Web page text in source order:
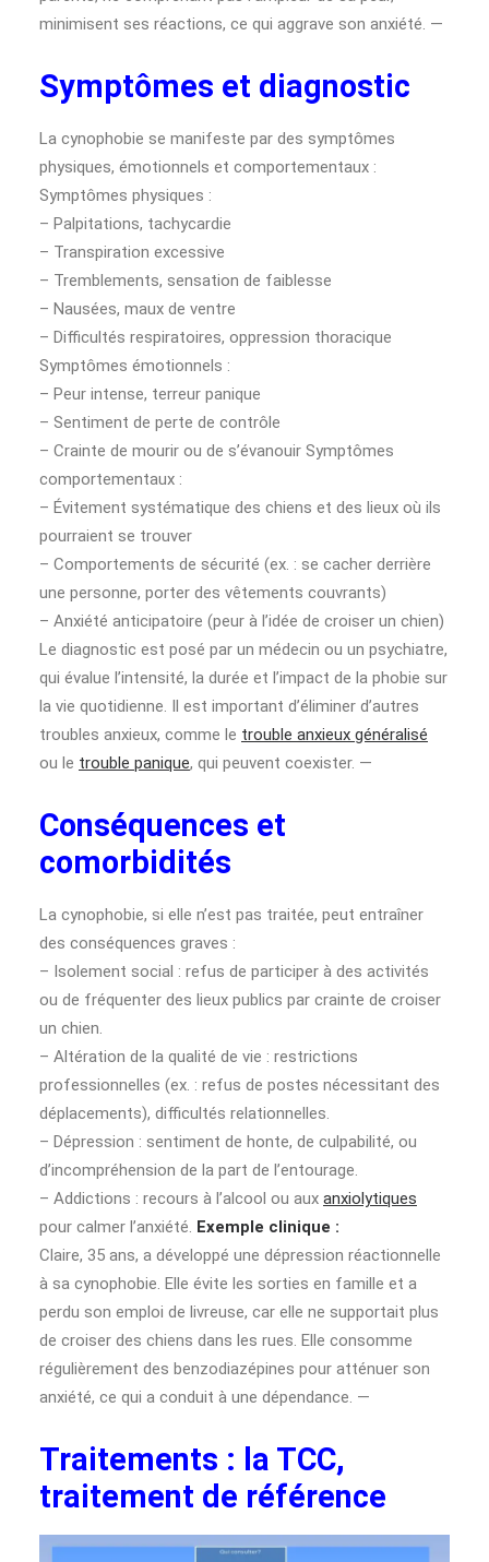
minimisent ses réactions, ce qui aggrave son anxiété. —
Symptômes et diagnostic
La cynophobie se manifeste par des symptômes
physiques, émotionnels et comportementaux :
Symptômes physiques :
– Palpitations, tachycardie
– Transpiration excessive
– Tremblements, sensation de faiblesse
– Nausées, maux de ventre
– Difficultés respiratoires, oppression thoracique
Symptômes émotionnels :
– Peur intense, terreur panique
– Sentiment de perte de contrôle
– Crainte de mourir ou de s’évanouir Symptômes
comportementaux :
– Évitement systématique des chiens et des lieux où ils
pourraient se trouver
– Comportements de sécurité (ex. : se cacher derrière
une personne, porter des vêtements couvrants)
– Anxiété anticipatoire (peur à l’idée de croiser un chien)
Le diagnostic est posé par un médecin ou un psychiatre,
qui évalue l’intensité, la durée et l’impact de la phobie sur
la vie quotidienne. Il est important d’éliminer d’autres
troubles anxieux, comme le trouble anxieux généralisé
ou le trouble panique, qui peuvent coexister. —
Conséquences et
comorbidités
La cynophobie, si elle n’est pas traitée, peut entraîner
des conséquences graves :
– Isolement social : refus de participer à des activités
ou de fréquenter des lieux publics par crainte de croiser
un chien.
– Altération de la qualité de vie : restrictions
professionnelles (ex. : refus de postes nécessitant des
déplacements), difficultés relationnelles.
– Dépression : sentiment de honte, de culpabilité, ou
d’incompréhension de la part de l’entourage.
– Addictions : recours à l’alcool ou aux anxiolytiques
pour calmer l’anxiété. Exemple clinique :
Claire, 35 ans, a développé une dépression réactionnelle
à sa cynophobie. Elle évite les sorties en famille et a
perdu son emploi de livreuse, car elle ne supportait plus
de croiser des chiens dans les rues. Elle consomme
régulièrement des benzodiazépines pour atténuer son
anxiété, ce qui a conduit à une dépendance. —
Traitements : la TCC,
traitement de référence